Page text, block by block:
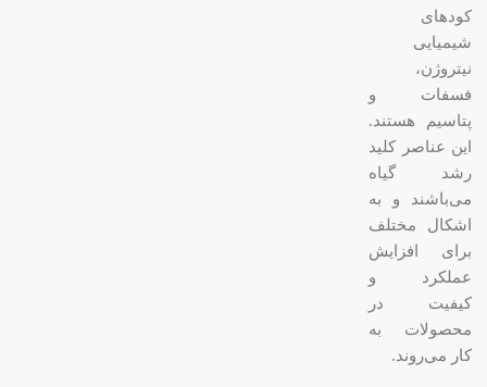
کودهای
شیمیایی
نیتروژن،
فسفات و
پتاسیم هستند.
این عناصر کلید
رشد گیاه
می‌باشند و به
اشکال مختلف
برای افزایش
عملکرد و
کیفیت در
محصولات به
کار می‌روند.